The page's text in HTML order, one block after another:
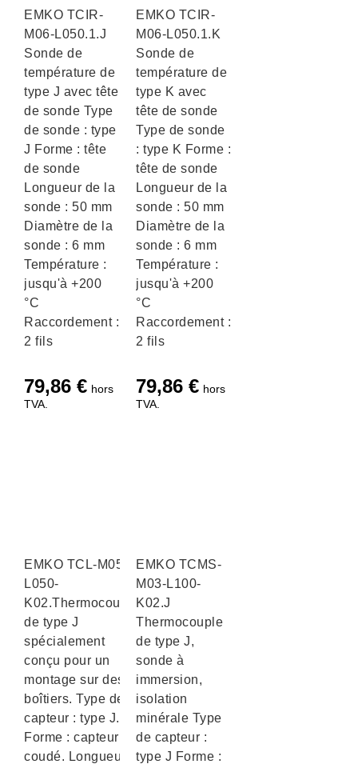
EMKO TCIR-
M06-L050.1.J
Sonde de
température de
type J avec tête
de sonde Type
de sonde : type
J Forme : tête
de sonde
Longueur de la
sonde : 50 mm
Diamètre de la
sonde : 6 mm
Température :
jusqu'à +200
°C
Raccordement :
2 fils
79,86 € hors
TVA.
EMKO TCIR-
M06-L050.1.K
Sonde de
température de
type K avec
tête de sonde
Type de sonde
: type K Forme :
tête de sonde
Longueur de la
sonde : 50 mm
Diamètre de la
sonde : 6 mm
Température :
jusqu'à +200
°C
Raccordement :
2 fils
79,86 € hors
TVA.
EMKO TCL-M05-
L050-
K02.Thermocouple
de type J
spécialement
conçu pour un
montage sur des
boîtiers. Type de
capteur : type J.
Forme : capteur
coudé. Longueur
EMKO TCMS-
M03-L100-
K02.J
Thermocouple
de type J,
sonde à
immersion,
isolation
minérale Type
de capteur :
type J Forme :